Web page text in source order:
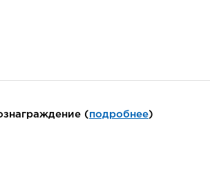
( подробнее)